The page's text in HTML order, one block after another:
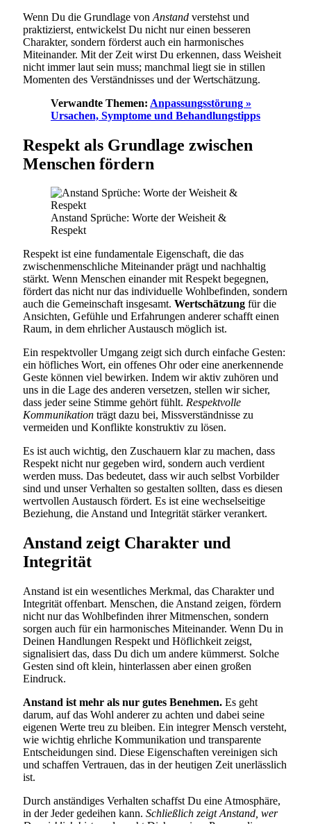
Wenn Du die Grundlage von Anstand verstehst und
praktizierst, entwickelst Du nicht nur einen besseren
Charakter, sondern förderst auch ein harmonisches
Miteinander. Mit der Zeit wirst Du erkennen, dass Weisheit
nicht immer laut sein muss; manchmal liegt sie in stillen
Momenten des Verständnisses und der Wertschätzung.
Verwandte Themen: Anpassungsstörung »
Ursachen, Symptome und Behandlungstipps
Respekt als Grundlage zwischen
Menschen fördern
Anstand Sprüche: Worte der Weisheit &
Respekt
Respekt ist eine fundamentale Eigenschaft, die das
zwischenmenschliche Miteinander prägt und nachhaltig
stärkt. Wenn Menschen einander mit Respekt begegnen,
fördert das nicht nur das individuelle Wohlbefinden, sondern
auch die Gemeinschaft insgesamt. Wertschätzung für die
Ansichten, Gefühle und Erfahrungen anderer schafft einen
Raum, in dem ehrlicher Austausch möglich ist.
Ein respektvoller Umgang zeigt sich durch einfache Gesten:
ein höfliches Wort, ein offenes Ohr oder eine anerkennende
Geste können viel bewirken. Indem wir aktiv zuhören und
uns in die Lage des anderen versetzen, stellen wir sicher,
dass jeder seine Stimme gehört fühlt. Respektvolle
Kommunikation trägt dazu bei, Missverständnisse zu
vermeiden und Konflikte konstruktiv zu lösen.
Es ist auch wichtig, den Zuschauern klar zu machen, dass
Respekt nicht nur gegeben wird, sondern auch verdient
werden muss. Das bedeutet, dass wir auch selbst Vorbilder
sind und unser Verhalten so gestalten sollten, dass es diesen
wertvollen Austausch fördert. Es ist eine wechselseitige
Beziehung, die Anstand und Integrität stärker verankert.
Anstand zeigt Charakter und
Integrität
Anstand ist ein wesentliches Merkmal, das Charakter und
Integrität offenbart. Menschen, die Anstand zeigen, fördern
nicht nur das Wohlbefinden ihrer Mitmenschen, sondern
sorgen auch für ein harmonisches Miteinander. Wenn Du in
Deinen Handlungen Respekt und Höflichkeit zeigst,
signalisiert das, dass Du dich um andere kümmerst. Solche
Gesten sind oft klein, hinterlassen aber einen großen
Eindruck.
Anstand ist mehr als nur gutes Benehmen. Es geht
darum, auf das Wohl anderer zu achten und dabei seine
eigenen Werte treu zu bleiben. Ein integrer Mensch versteht,
wie wichtig ehrliche Kommunikation und transparente
Entscheidungen sind. Diese Eigenschaften vereinigen sich
und schaffen Vertrauen, das in der heutigen Zeit unerlässlich
ist.
Durch anständiges Verhalten schaffst Du eine Atmosphäre,
in der Jeder gedeihen kann. Schließlich zeigt Anstand, wer